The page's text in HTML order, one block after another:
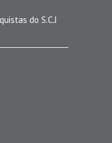
do S.C.J